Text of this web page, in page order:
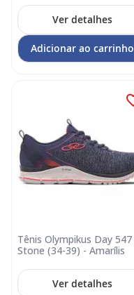
Ver detalhes
Adicionar ao carrinho
Tênis Olympikus Day 547
Stone (34-39) - Amarílis
Ver detalhes